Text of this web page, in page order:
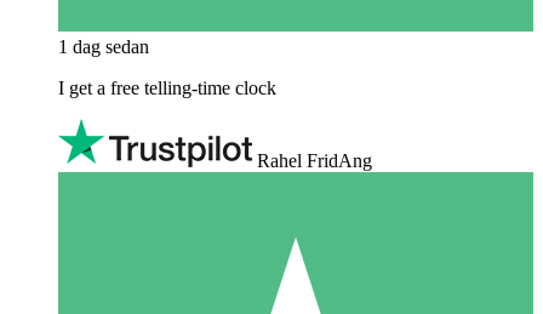
1 dag sedan
I get a free telling-time clock
Rahel FridAng